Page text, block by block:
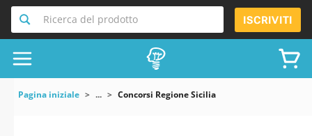
Ricerca del prodotto ISCRIVITI
Pagina iniziale ... Concorsi Regione Sicilia